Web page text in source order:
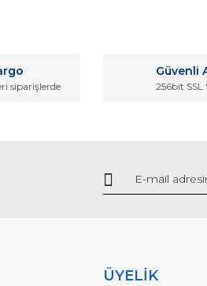
yetersiz gördüğünüz noktaları öneri
siparişlerde
Güvenli
256bit SSL
ÜYELİK